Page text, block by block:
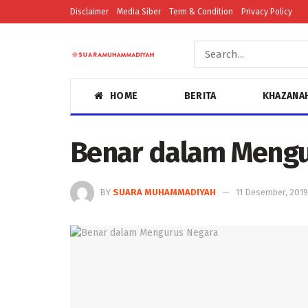
Disclaimer Media Siber Term & Condition Privacy Policy
HOME BERITA
Benar dalam
BY SUARA MUHAMMADIYAH 11 Desember, 2019